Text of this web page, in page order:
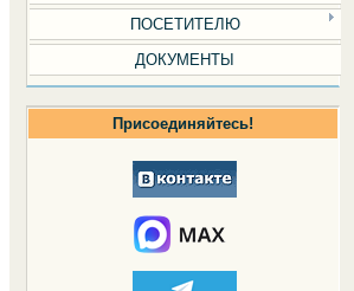
ПОСЕТИТЕЛЮ
ДОКУМЕНТЫ
Присоединяйтесь!